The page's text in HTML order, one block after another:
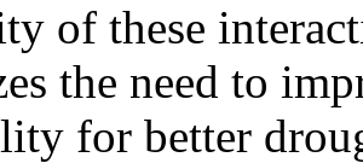
of these
the need to
for better